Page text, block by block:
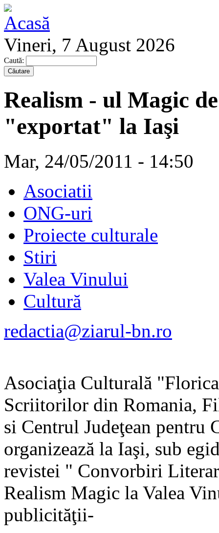
Vineri, 7 August 2026
Caută:
Realism - ul Magic
"exportat" la Iaşi
Mar, 24/05/2011 - 14:50
Asociatii
ONG-uri
Proiecte culturale
Stiri
Valea Vinului
Cultură
redactia@ziarul-bn.ro
Asociaţia Culturală
Scriitorilor din Romania,
si Centrul Judeţean pentru
organizează la Iaşi, sub
revistei " Convorbiri
Realism Magic la Valea
publicităţii-